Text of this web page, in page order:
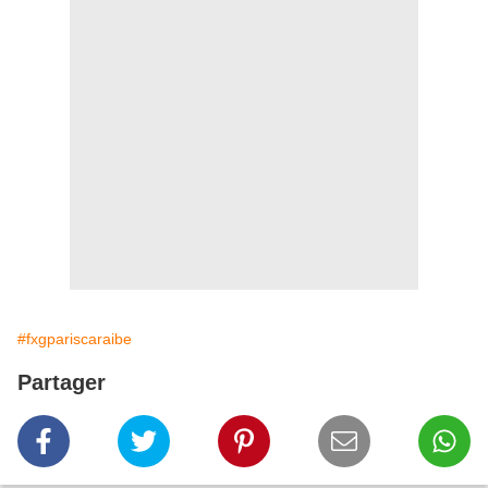
#fxgpariscaraibe
Partager